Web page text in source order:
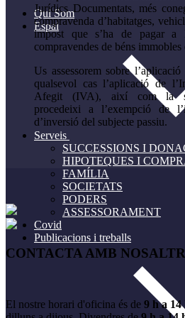
Qui Som
Espai
Serveis
SUCCESSIONS I
HIPOTEQUES I
FAMÍLIA
SOCIETATS
PODERS
ASSESSORAMENT
Covid
Publicacions i treballs
Jurídics Documentats, més
compravenda d’habitatges,
impost que s’ha de pagar a
compravendes de béns immobles
Us assessorem sobre
qualsevol cas l’aplicació de
Afegit (IVA), així com la
procedeixi a l’exempció de
d’inversió del subjecte passiu.
CONTACTA AMB
El nostre horari d'oficina és de 9 h a 14